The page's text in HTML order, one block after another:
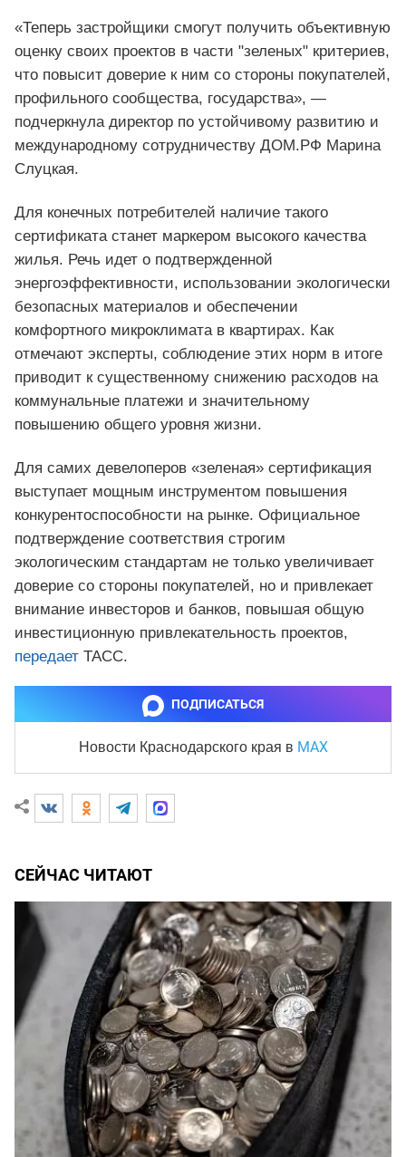
«Теперь застройщики смогут получить объективную
оценку своих проектов в части "зеленых" критериев,
что повысит доверие к ним со стороны покупателей,
профильного сообщества, государства», —
подчеркнула директор по устойчивому развитию и
международному сотрудничеству ДОМ.РФ Марина
Слуцкая.
Для конечных потребителей наличие такого
сертификата станет маркером высокого качества
жилья. Речь идет о подтвержденной
энергоэффективности, использовании экологически
безопасных материалов и обеспечении
комфортного микроклимата в квартирах. Как
отмечают эксперты, соблюдение этих норм в итоге
приводит к существенному снижению расходов на
коммунальные платежи и значительному
повышению общего уровня жизни.
Для самих девелоперов «зеленая» сертификация
выступает мощным инструментом повышения
конкурентоспособности на рынке. Официальное
подтверждение соответствия строгим
экологическим стандартам не только увеличивает
доверие со стороны покупателей, но и привлекает
внимание инвесторов и банков, повышая общую
инвестиционную привлекательность проектов,
передает ТАСС.
ПОДПИСАТЬСЯ
Новости Краснодарского края в MAX
СЕЙЧАС ЧИТАЮТ